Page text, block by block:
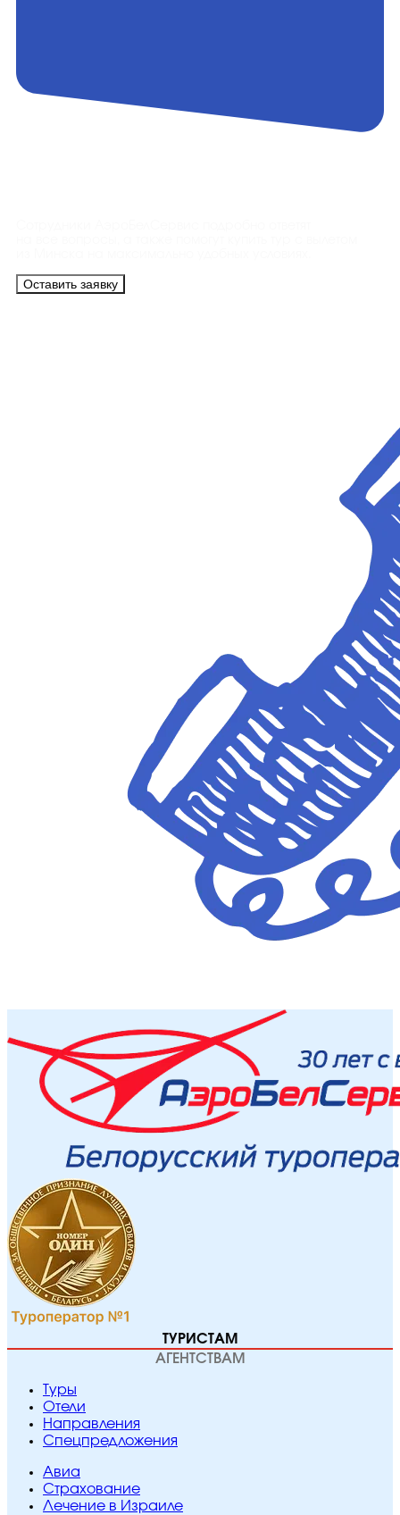
Оставить заявку
ТУРИСТАМ
АГЕНТСТВАМ
Туры
Отели
Направления
Спецпредложения
Авиа
Страхование
Лечение в Израиле